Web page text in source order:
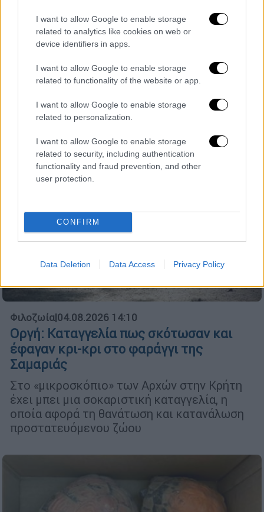
I want to allow Google to enable storage
related to analytics like cookies on web or
device identifiers in apps.
I want to allow Google to enable storage
related to functionality of the website or app.
I want to allow Google to enable storage
related to personalization.
I want to allow Google to enable storage
related to security, including authentication
functionality and fraud prevention, and other
user protection.
CONFIRM
Data Deletion Data Access Privacy Policy
Φιλοζωία|06.08.2026 15:42
Έπαιξε μουσική σε λιοντάρια και αυτά
«ημέρεψαν» - Το viral βίντεο με την
αντίδρασή τους
Λάτρεψαν το «November Rain» των Guns N'
Roses
Φιλοζωία|04.08.2026 14:10
Οργή: Καταγγελία πως σκότωσαν και
έφαγαν κρι-κρι στο φαράγγι της
Σαμαριάς
Στο «μικροσκόπιο» των Αρχών στην Κρήτη
έχει μπει μια σοκαριστική καταγγελία, η
οποία αφορά τη θανάτωση και κατανάλωση
προστατευόμενου ζώου